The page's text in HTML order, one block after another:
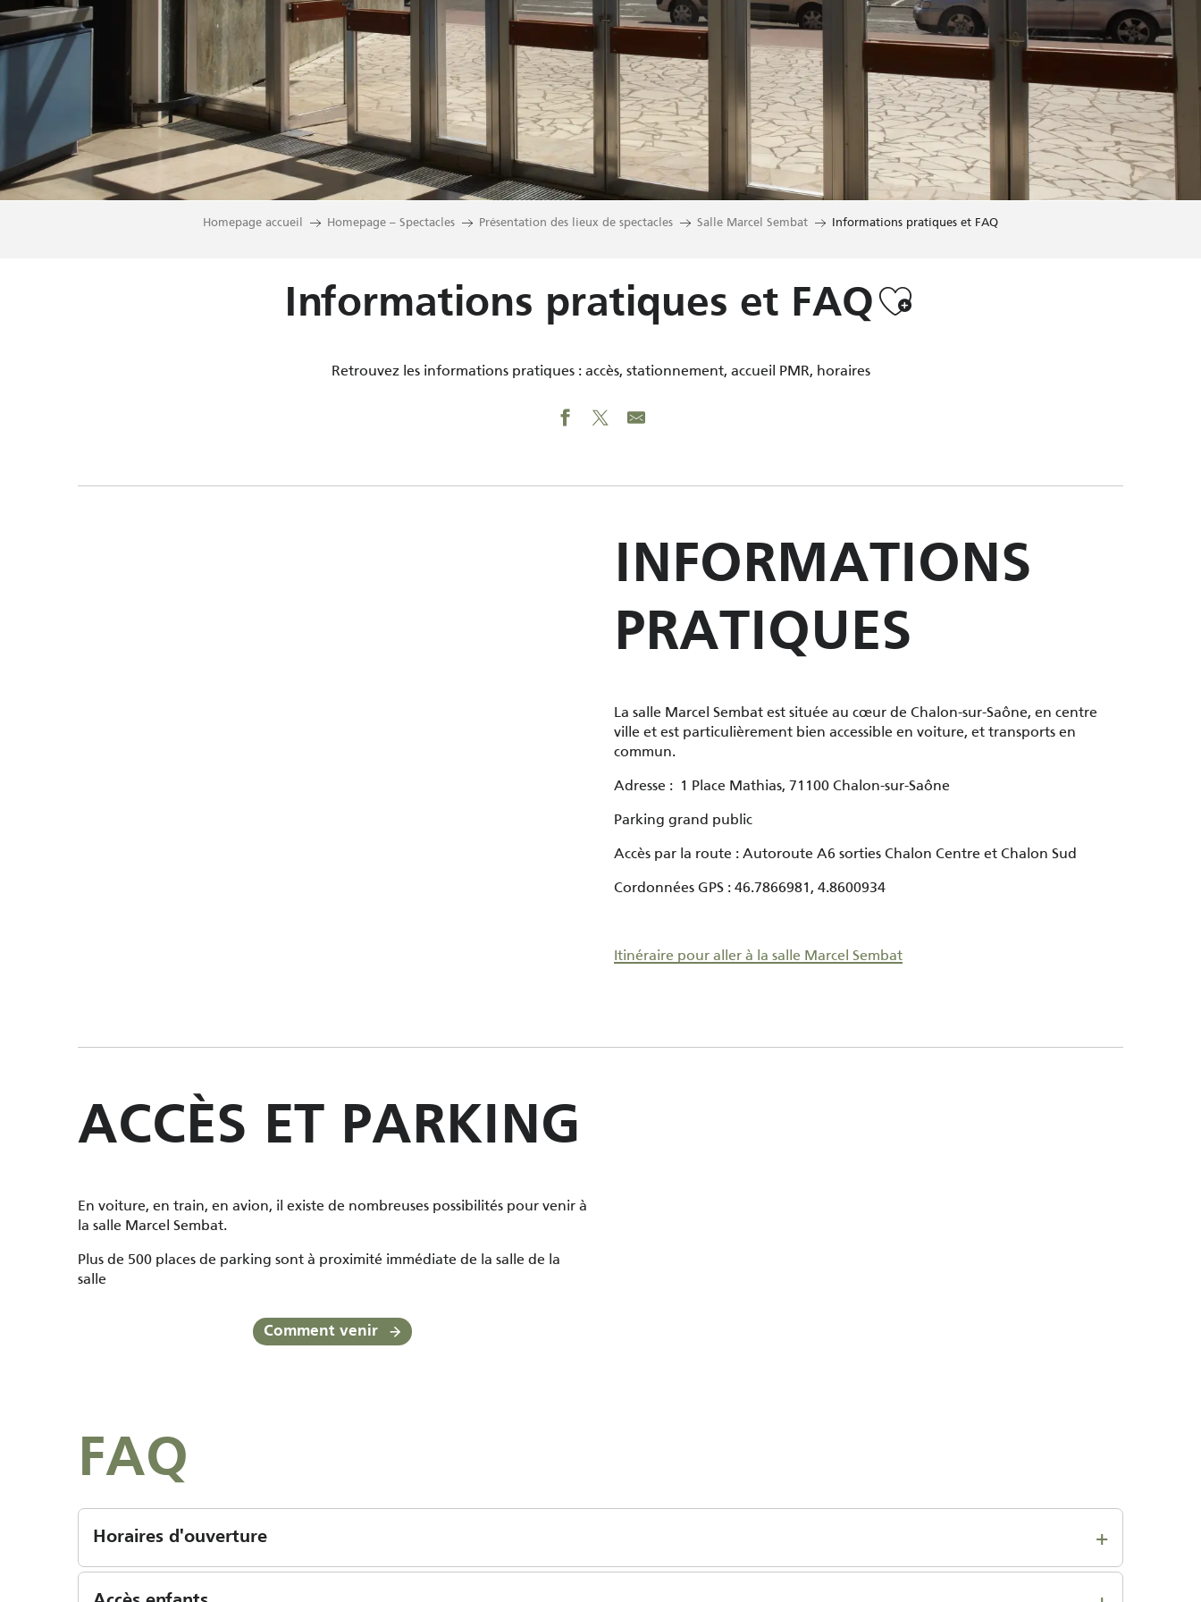
Homepage accueil Homepage – Spectacles Présentation des lieux de spectacles Salle Marcel Sembat Informations pratiques et FAQ
Informations pratiques et FAQAjouter aux
Retrouvez les informations pratiques : accès, stationnement, accueil PMR, horaires
INFORMATIONS
PRATIQUES
La salle Marcel Sembat est située au cœur de Chalon-sur-Saône, en centre
ville et est particulièrement bien accessible en voiture, et transports en
commun.
Adresse : 1 Place Mathias, 71100 Chalon-sur-Saône
Parking grand public
Accès par la route : Autoroute A6 sorties Chalon Centre et Chalon Sud
Cordonnées GPS : 46.7866981, 4.8600934
Itinéraire pour aller à la salle Marcel Sembat
ACCÈS ET PARKING
En voiture, en train, en avion, il existe de nombreuses possibilités pour venir à
la salle Marcel Sembat.
Plus de 500 places de parking sont à proximité immédiate de la salle de la
salle
Comment venir
FAQ
Horaires d'ouverture